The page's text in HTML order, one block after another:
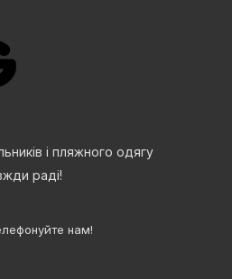
і пляжного одягу
раді!
нам!